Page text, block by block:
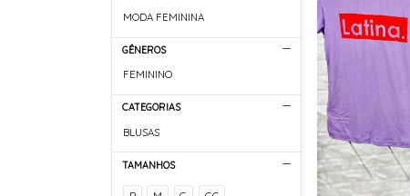
MODA FEMININA
GÊNEROS
FEMININO
CATEGORIAS
BLUSAS
TAMANHOS